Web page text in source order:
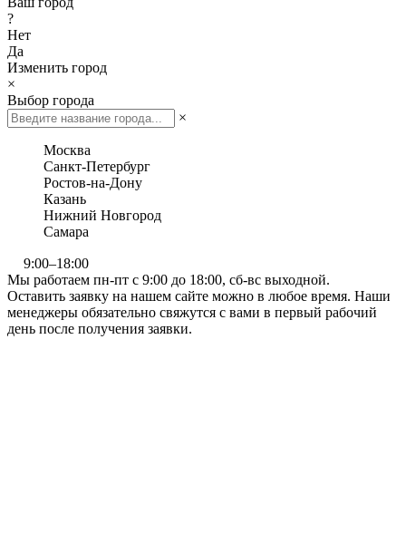
?
Нет
Да
Изменить город
×
Выбор города
×
Москва
Санкт-Петербург
Ростов-на-Дону
Казань
Нижний Новгород
Самара
9:00–18:00
Мы работаем пн-пт с 9:00 до 18:00, сб-вс выходной.
Оставить заявку на нашем сайте можно в любое время. Наши
менеджеры обязательно свяжутся с вами в первый рабочий
день после получения заявки.